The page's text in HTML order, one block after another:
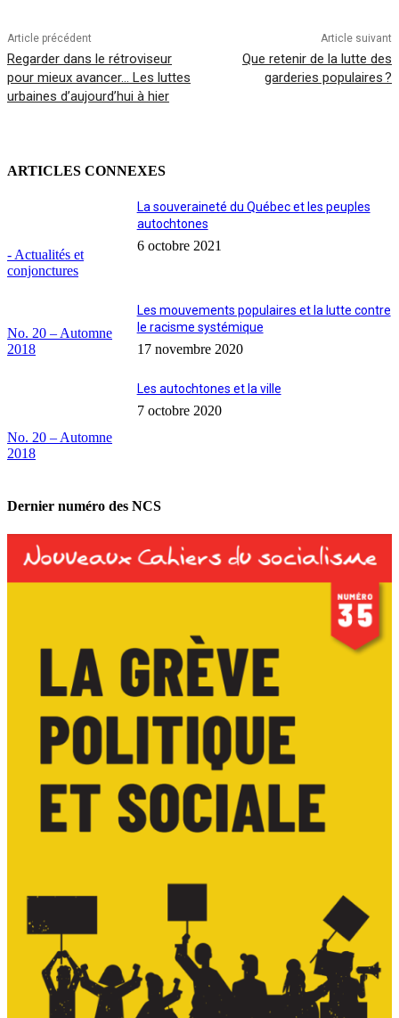
Article précédent
Regarder dans le rétroviseur
pour mieux avancer… Les luttes
urbaines d’aujourd’hui à hier
Article suivant
Que retenir de la lutte des
garderies populaires ?
ARTICLES CONNEXES
- Actualités et
conjonctures
La souveraineté du Québec et les peuples
autochtones
6 octobre 2021
No. 20 – Automne
2018
Les mouvements populaires et la lutte contre
le racisme systémique
17 novembre 2020
No. 20 – Automne
2018
Les autochtones et la ville
7 octobre 2020
Dernier numéro des NCS